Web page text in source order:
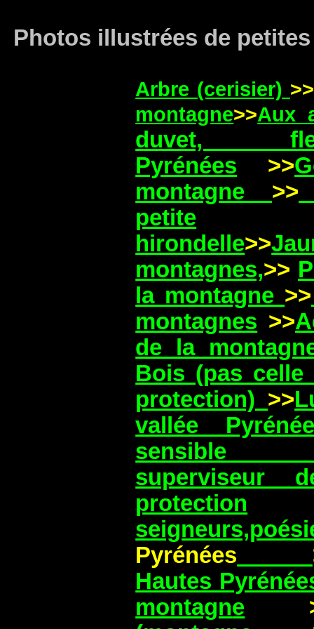
Photos illustrées de
Arbre (cerisier) >>
montagne>>Aux
duvet,
Pyrénées >>
montagne >>
petite
hirondelle>>
montagnes,>>
la montagne >>
montagnes >>
de la
Bois (pas celle
protection) >>
vallée
superviseur
protection
Pyrénées
Hautes
montagne